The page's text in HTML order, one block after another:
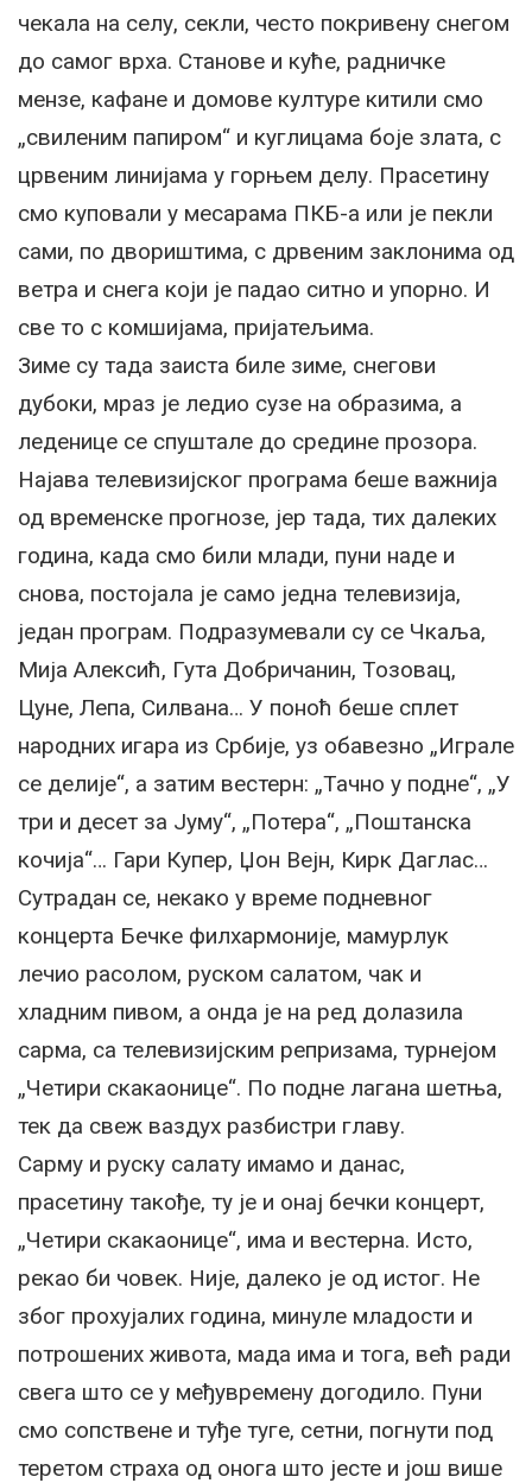
чекала на селу, секли, често покривену снегом
до самог врха. Станове и куће, радничке
мензе, кафане и домове културе китили смо
„свиленим папиром“ и куглицама боје злата, с
црвеним линијама у горњем делу. Прасетину
смо куповали у месарама ПКБ-а или је пекли
сами, по двориштима, с дрвеним заклонима од
ветра и снега који је падао ситно и упорно. И
све то с комшијама, пријатељима.
Зиме су тада заиста биле зиме, снегови
дубоки, мраз је ледио сузе на образима, а
леденице се спуштале до средине прозора.
Најава телевизијског програма беше важнија
од временске прогнозе, јер тада, тих далеких
година, када смо били млади, пуни наде и
снова, постојала је само једна телевизија,
један програм. Подразумевали су се Чкаља,
Мија Алексић, Гута Добричанин, Тозовац,
Цуне, Лепа, Силвана… У поноћ беше сплет
народних игара из Србије, уз обавезно „Играле
се делије“, а затим вестерн: „Тачно у подне“, „У
три и десет за Јуму“, „Потера“, „Поштанска
кочија“… Гари Купер, Џон Вејн, Кирк Даглас…
Сутрадан се, некако у време подневног
концерта Бечке филхармоније, мамурлук
лечио расолом, руском салатом, чак и
хладним пивом, а онда је на ред долазила
сарма, са телевизијским репризама, турнејом
„Четири скакаонице“. По подне лагана шетња,
тек да свеж ваздух разбистри главу.
Сарму и руску салату имамо и данас,
прасетину такође, ту је и онај бечки концерт,
„Четири скакаонице“, има и вестерна. Исто,
рекао би човек. Није, далеко је од истог. Не
због прохујалих година, минуле младости и
потрошених живота, мада има и тога, већ ради
свега што се у међувремену догодило. Пуни
смо сопствене и туђе туге, сетни, погнути под
теретом страха од онога што јесте и још више